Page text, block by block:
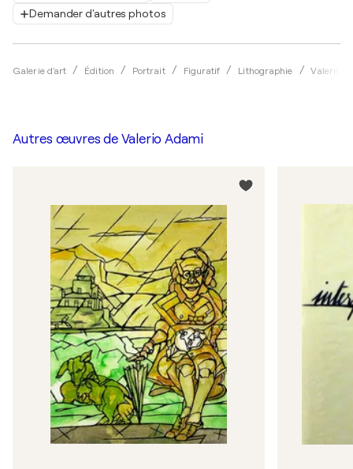
Demander d'autres photos
Galerie d'art Édition Portrait Figuratif Lithographie Valerio
Autres œuvres de Valerio Adami